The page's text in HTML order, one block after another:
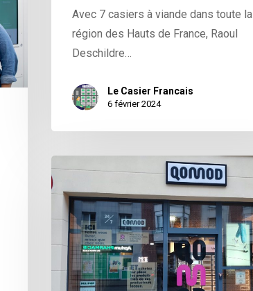
Avec 7 casiers à viande dans toute la
région des Hauts de France, Raoul
Deschildre…
Le Casier Francais
6 février 2024